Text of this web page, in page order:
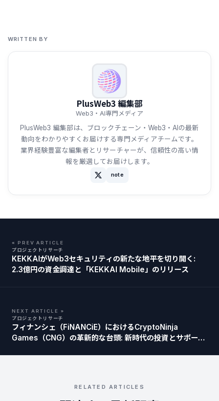
WRITTEN BY
PlusWeb3 編集部
Web3・AI専門メディア
PlusWeb3 編集部は、ブロックチェーン・Web3・AIの最新
動向をわかりやすくお届けする専門メディアチームです。
業界経験豊富な編集者とリサーチャーが、信頼性の高い情
報を厳選してお届けします。
note
« PREV ARTICLE
プロジェクトリサーチ
KEKKAIがWeb3セキュリティの新たな地平を切り開く:
2.3億円の資金調達と「KEKKAI Mobile」のリリース
NEXT ARTICLE »
プロジェクトリサーチ
フィナンシェ（FiNANCiE）におけるCryptoNinja
Games（CNG）の革新的な台頭: 新時代の投資とサポート
RELATED ARTICLES